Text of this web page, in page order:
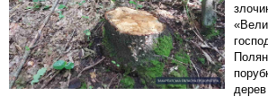
дерев